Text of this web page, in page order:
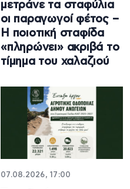
μετράνε τα σταφύλια
οι παραγωγοί φέτος –
Η ποιοτική σταφίδα
«πληρώνει» ακριβά το
τίμημα του χαλαζιού
07.08.2026, 17:00